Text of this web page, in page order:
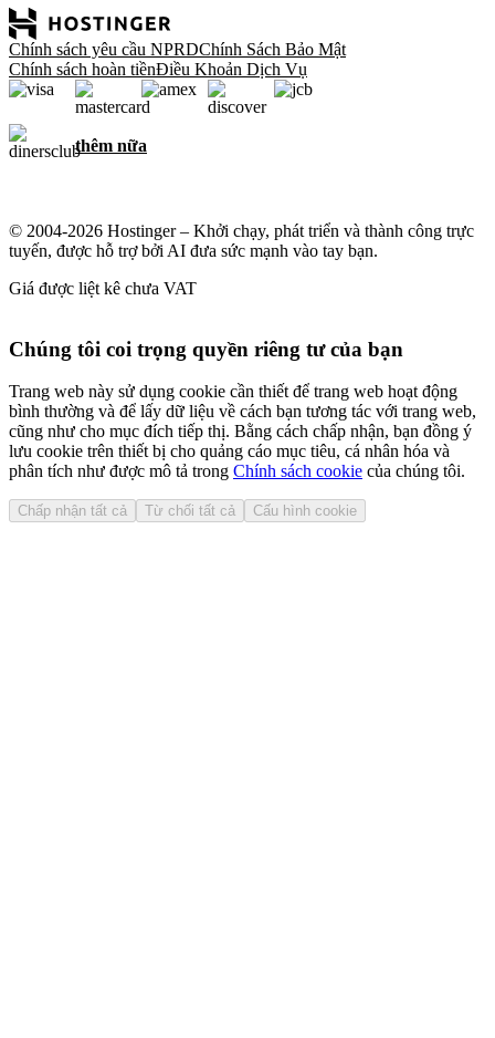
Chính sách yêu cầu NPRDChính Sách Bảo Mật
Chính sách hoàn tiềnĐiều Khoản Dịch Vụ
thêm nữa
© 2004-2026 Hostinger – Khởi chạy, phát triển và thành công trực
tuyến, được hỗ trợ bởi AI đưa sức mạnh vào tay bạn.
Giá được liệt kê chưa VAT
Chúng tôi coi trọng quyền riêng tư của bạn
Trang web này sử dụng cookie cần thiết để trang web hoạt động
bình thường và để lấy dữ liệu về cách bạn tương tác với trang web,
cũng như cho mục đích tiếp thị. Bằng cách chấp nhận, bạn đồng ý
lưu cookie trên thiết bị cho quảng cáo mục tiêu, cá nhân hóa và
phân tích như được mô tả trong Chính sách cookie của chúng tôi.
Chấp nhận tất cả Từ chối tất cả Cấu hình cookie